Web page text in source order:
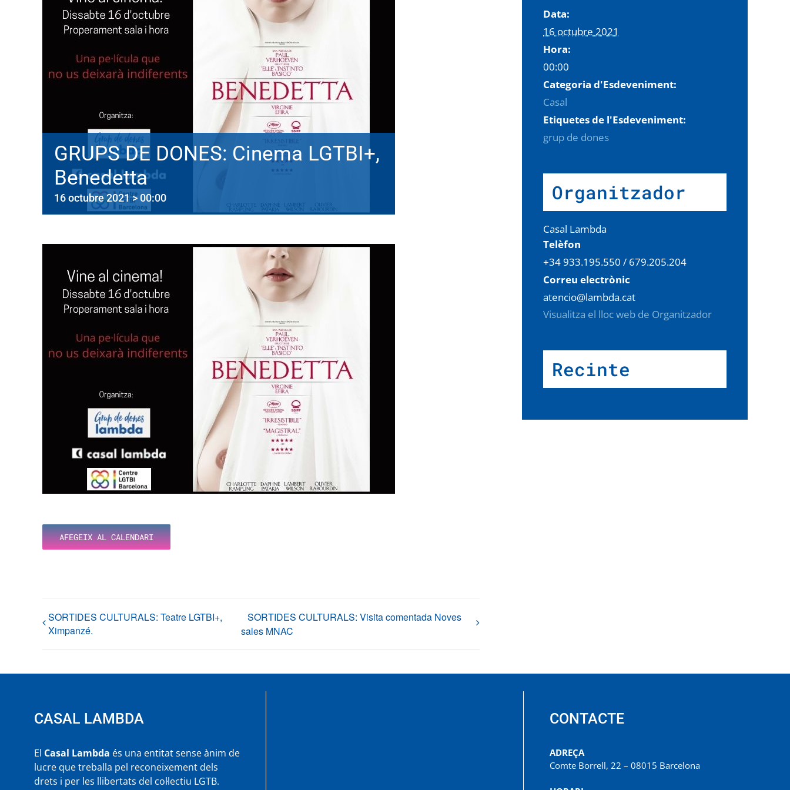
GRUPS DE DONES: Cinema LGTBI+,
Benedetta
16 octubre 2021 > 00:00
AFEGEIX AL CALENDARI
SORTIDES CULTURALS: Teatre LGTBI+,
Ximpanzé.
SORTIDES CULTURALS: Visita comentada Noves
sales MNAC
Data:
16 octubre 2021
Hora:
00:00
Categoria d'Esdeveniment:
Casal
Etiquetes de l'Esdeveniment:
grup de dones
Organitzador
Casal Lambda
Telèfon
+34 933.195.550 / 679.205.204
Correu electrònic
atencio@lambda.cat
Visualitza el lloc web de Organitzador
Recinte
CASAL LAMBDA
El Casal Lambda és una entitat sense ànim de
lucre que treballa pel reconeixement dels
drets i per les llibertats del col·lectiu LGTB.
CONTACTE
ADREÇA
Comte Borrell, 22 – 08015 Barcelona